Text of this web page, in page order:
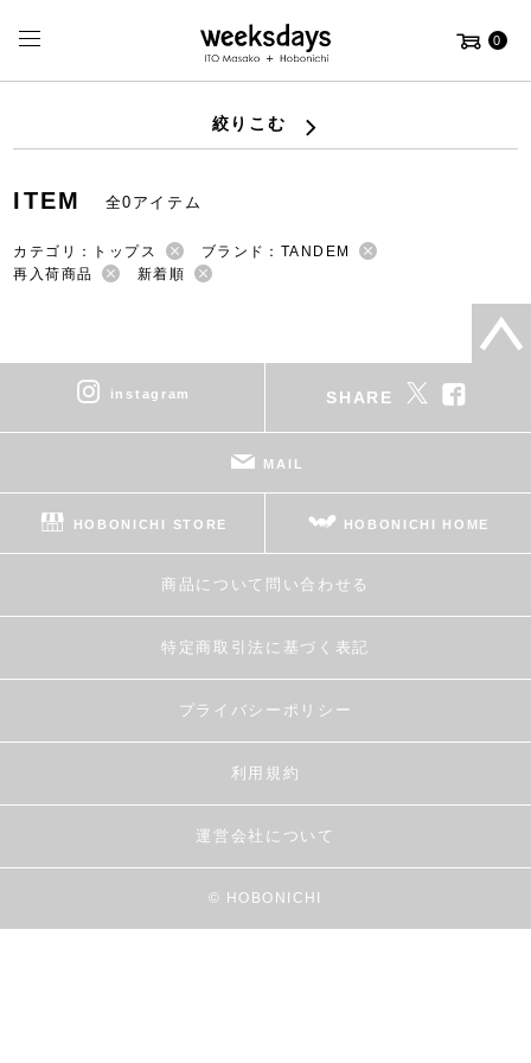
0
絞りこむ
ITEM 全0アイテム
カテゴリ：トップス
ブランド：TANDEM
再入荷商品
新着順
instagram SHARE
MAIL
HOBONICHI STORE HOBONICHI HOME
商品について問い合わせる
特定商取引法に基づく表記
プライバシーポリシー
利用規約
運営会社について
© HOBONICHI